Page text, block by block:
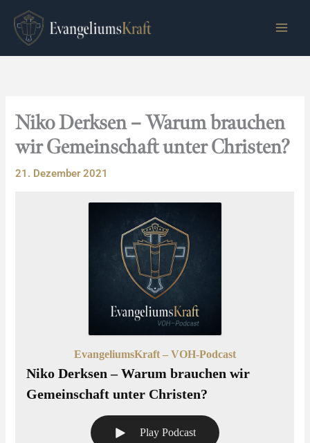
Inhalt
springen
Niko Derksen – Warum brauchen
wir Gemeinschaft unter Christen?
21. Dezember 2021